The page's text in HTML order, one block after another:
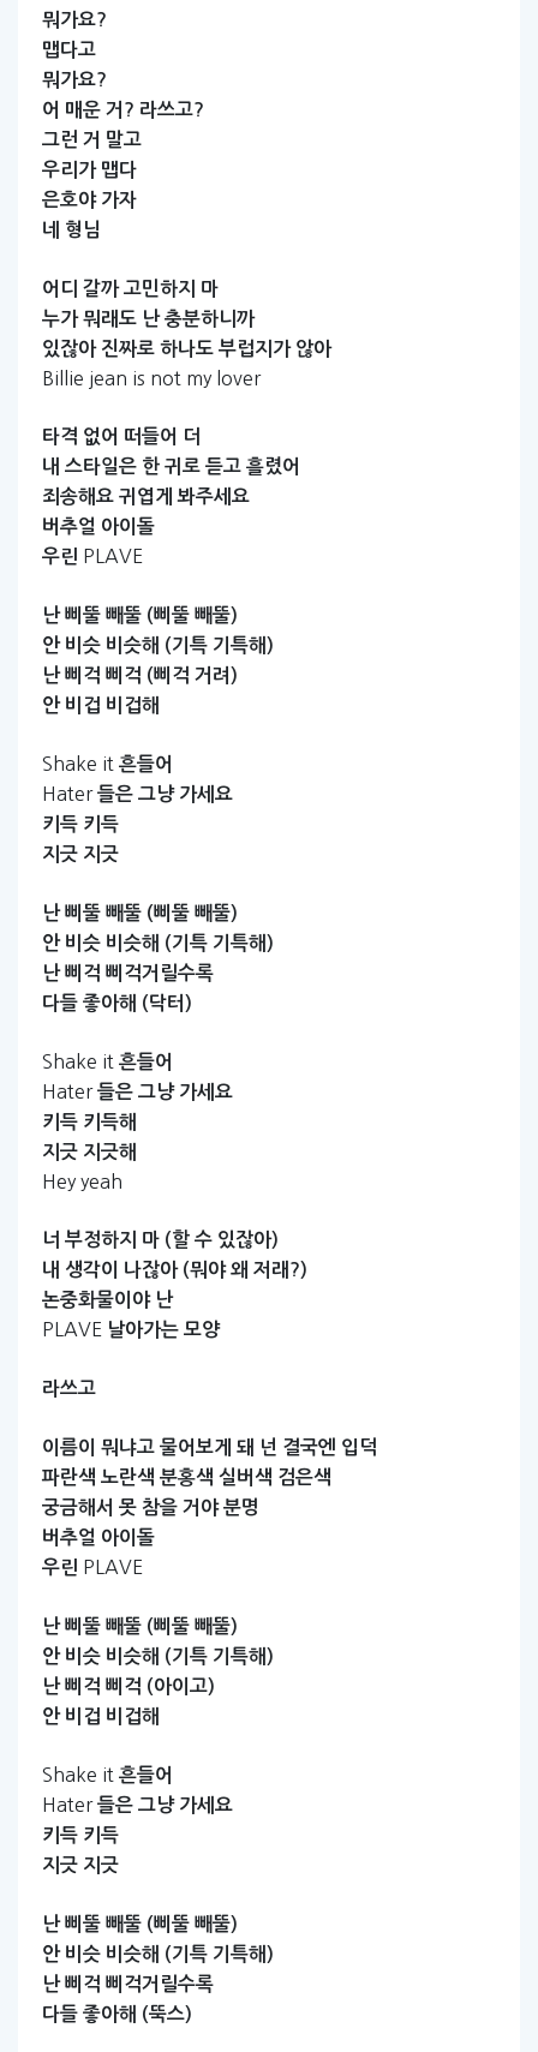
뭐가요?
맵다고
뭐가요?
어 매운 거? 라쓰고?
그런 거 말고
우리가 맵다
은호야 가자
네
형님
어디 갈까 고민하지 마
누가 뭐래도 난 충분하니까
있잖아 진짜로 하나도 부럽지가 않아
Billie jean is not my lover
타격 없어 떠들어 더
내 스타일은 한 귀로 듣고 흘렸어
죄송해요 귀엽게 봐주세요
버추얼 아이돌
우린 PLAVE
난 삐뚤 빼뚤 (삐뚤 빼뚤)
안 비슷 비슷해 (기특 기특해)
난 삐걱 삐걱 (삐걱 거려)
안 비겁 비겁해
Shake it 흔들어
Hater 들은 그냥 가세요
키득 키득
지긋 지긋
난 삐뚤 빼뚤 (삐뚤 빼뚤)
안 비슷 비슷해 (기특 기특해)
난 삐걱 삐걱거릴수록
다들 좋아해 (닥터)
Shake it 흔들어
Hater 들은 그냥 가세요
키득 키득해
지긋 지긋해
Hey yeah
너 부정하지 마 (할 수 있잖아)
내 생각이 나잖아 (뭐야 왜 저래?)
논중화물이야 난
PLAVE 날아가는 모양
라쓰고
이름이 뭐냐고 물어보게 돼 넌 결국엔 입덕
파란색 노란색 분홍색 실버색 검은색
궁금해서 못 참을 거야 분명
버추얼 아이돌
우린 PLAVE
난 삐뚤 빼뚤 (삐뚤 빼뚤)
안 비슷 비슷해 (기특 기특해)
난 삐걱 삐걱 (아이고)
안 비겁 비겁해
Shake it 흔들어
Hater 들은 그냥 가세요
키득 키득
지긋 지긋
난 삐뚤 빼뚤 (삐뚤 빼뚤)
안 비슷 비슷해 (기특 기특해)
난 삐걱 삐걱거릴수록
다들 좋아해 (뚝스)